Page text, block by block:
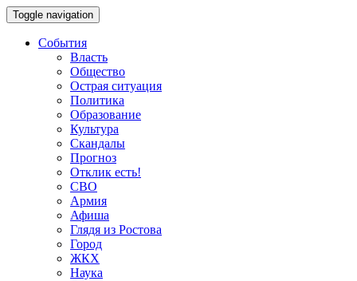
Toggle navigation
События
Власть
Общество
Острая ситуация
Политика
Образование
Культура
Скандалы
Прогноз
Отклик есть!
СВО
Армия
Афиша
Глядя из Ростова
Город
ЖКХ
Наука